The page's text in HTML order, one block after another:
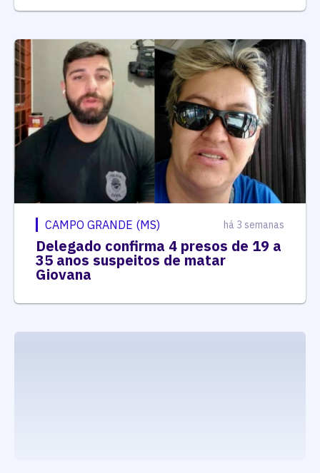
CAMPO GRANDE (MS) há 3 semanas
Delegado confirma 4 presos de 19 a
35 anos suspeitos de matar
Giovana